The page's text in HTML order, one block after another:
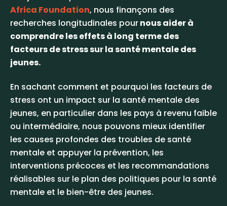
Africa Foundation, nous finançons des
recherches longitudinales pournous aider à
comprendre les effets à long terme des
facteurs de stress sur la santé mentale des
jeunes.
En sachant comment et pourquoi les facteurs de
stress ont un impact sur la santé mentale des
jeunes, en particulier dans les pays à revenu faible
ou intermédiaire, nous pouvons mieux identifier
les causes profondes des troubles de santé
mentale et appuyer la prévention, les
interventions précoces et les recommandations
réalisables sur le plan des politiques pour la santé
mentale et le bien-être des jeunes.